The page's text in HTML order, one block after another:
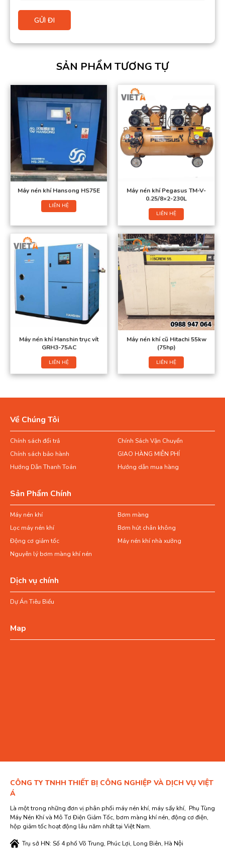
SẢN PHẨM TƯƠNG TỰ
Máy nén khí Hansong HS75E
LIÊN HỆ
Máy nén khí Pegasus TM-V-
0.25/8×2-230L
LIÊN HỆ
Máy nén khí Hanshin trục vít
GRH3-75AC
LIÊN HỆ
Máy nén khí cũ Hitachi 55kw
(75hp)
LIÊN HỆ
Về Chúng Tôi
Chính sách đổi trả
Chính Sách Vận Chuyển
Chính sách bảo hành
GIAO HÀNG MIỄN PHÍ
Hướng Dẫn Thanh Toán
Hướng dẫn mua hàng
Sản Phẩm Chính
Máy nén khí
Bơm màng
Lọc máy nén khí
Bơm hút chân không
Động cơ giảm tốc
Máy nén khí nhà xưởng
Nguyên lý bơm màng khí nén
Dịch vụ chính
Dự Án Tiêu Biểu
Map
CÔNG TY TNHH THIẾT BỊ CÔNG NGHIỆP VÀ DỊCH VỤ VIỆT
Á
Là một trong những đơn vị phân phối máy nén khí, máy sấy khí, Phụ Tùng
Máy Nén Khí và Mô Tơ Điện Giảm Tốc, bơm màng khí nén, động cơ điện,
hộp giảm tốc hoạt động lâu năm nhất tại Việt Nam.
Trụ sở HN: Số 4 phố Võ Trung, Phúc Lợi, Long Biên, Hà Nội